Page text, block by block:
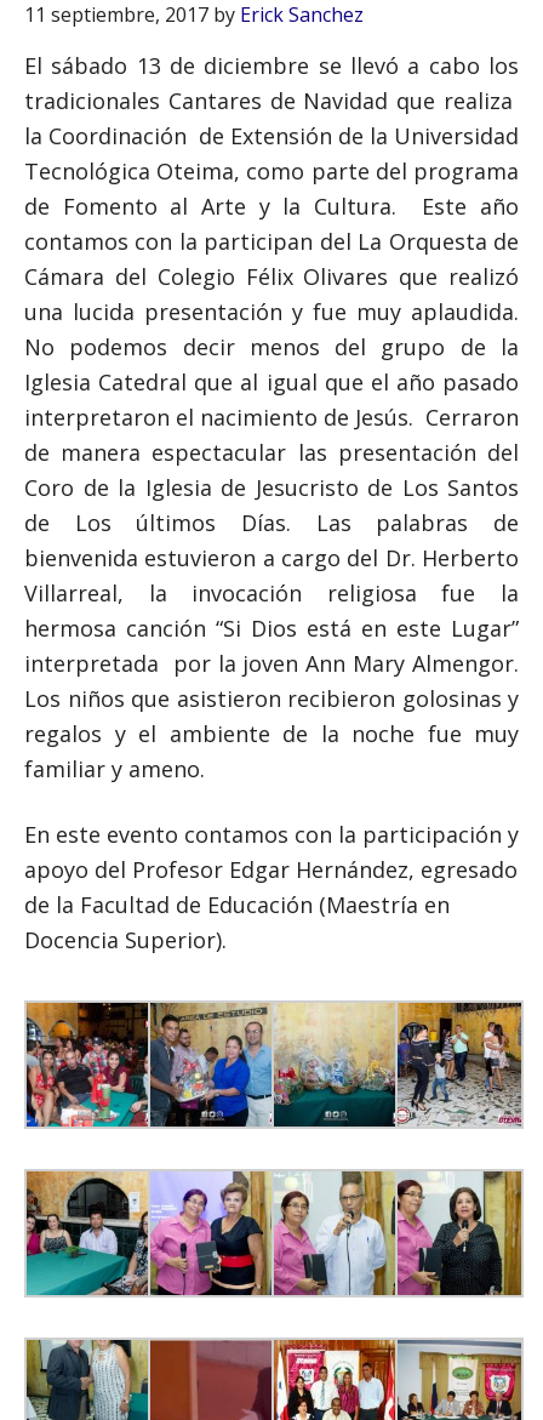
11 septiembre, 2017 by Erick Sanchez
El sábado 13 de diciembre se llevó a cabo los
tradicionales Cantares de Navidad que realiza
la Coordinación de Extensión de la Universidad
Tecnológica Oteima, como parte del programa
de Fomento al Arte y la Cultura. Este año
contamos con la participan del La Orquesta de
Cámara del Colegio Félix Olivares que realizó
una lucida presentación y fue muy aplaudida.
No podemos decir menos del grupo de la
Iglesia Catedral que al igual que el año pasado
interpretaron el nacimiento de Jesús. Cerraron
de manera espectacular las presentación del
Coro de la Iglesia de Jesucristo de Los Santos
de Los últimos Días. Las palabras de
bienvenida estuvieron a cargo del Dr. Herberto
Villarreal, la invocación religiosa fue la
hermosa canción “Si Dios está en este Lugar”
interpretada por la joven Ann Mary Almengor.
Los niños que asistieron recibieron golosinas y
regalos y el ambiente de la noche fue muy
familiar y ameno.
En este evento contamos con la participación y
apoyo del Profesor Edgar Hernández, egresado
de la Facultad de Educación (Maestría en
Docencia Superior).